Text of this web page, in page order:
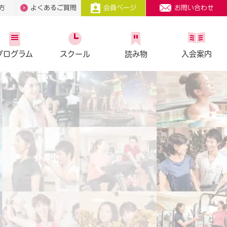
よくあるご質問 会員ページ お問い合わせ
ログラム スクール 読み物 入会案内